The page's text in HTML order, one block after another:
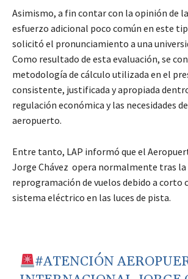
Asimismo, a fin contar con la opinión de
esfuerzo adicional poco común en este
solicitó el pronunciamiento a una
Como resultado de esta evaluación, se
metodología de cálculo utilizada en el
consistente, justificada y apropiada
regulación económica y las necesidades
aeropuerto.
Entre tanto, LAP informó que el
Jorge Chávez opera normalmente tras la
reprogramación de vuelos debido a corto
sistema eléctrico en las luces de pista.
#ATENCIÓN